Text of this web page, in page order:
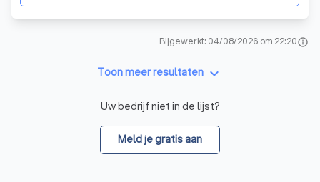
Bijgewerkt: 04/08/2026 om 22:20info
Toon meer resultaten keyboard_arrow_down
Uw bedrijf niet in de lijst?
Meld je gratis aan